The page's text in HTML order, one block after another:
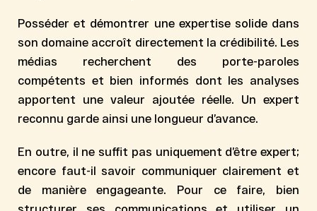
Posséder et démontrer une expertise solide dans
son domaine accroît directement la crédibilité. Les
médias recherchent des porte-paroles
compétents et bien informés dont les analyses
apportent une valeur ajoutée réelle. Un expert
reconnu garde ainsi une longueur d’avance.
En outre, il ne suffit pas uniquement d’être expert;
encore faut-il savoir communiquer clairement et
de manière engageante. Pour ce faire, bien